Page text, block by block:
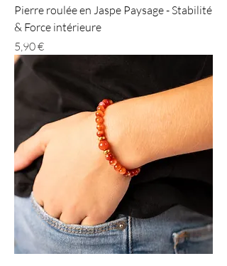
Pierre roulée en Jaspe Paysage - Stabilité
& Force intérieure
Prix
5,90 €